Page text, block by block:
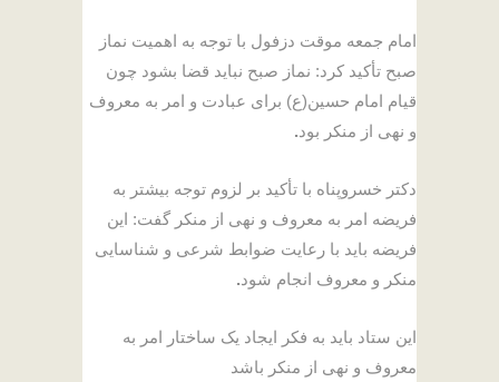
امام جمعه موقت دزفول با توجه به اهمیت نماز
صبح تأکید کرد: نماز صبح نباید قضا بشود چون
قیام امام حسین(ع) برای عبادت و امر به معروف
و نهی از منکر بود .
دکتر خسروپناه با تأکید بر لزوم توجه بیشتر به
فریضه امر به معروف و نهی از منکر گفت: این
فریضه باید با رعایت ضوابط شرعی و شناسایی
منکر و معروف انجام شود .
این ستاد باید به فکر ایجاد یک ساختار امر به
معروف و نهی از منکر باشد